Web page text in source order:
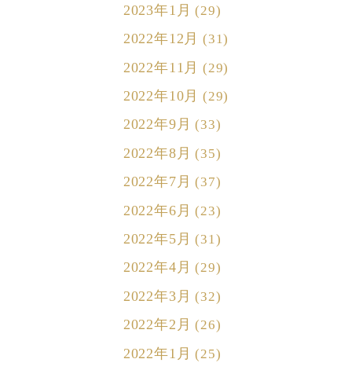
2023年1月 (29)
2022年12月 (31)
2022年11月 (29)
2022年10月 (29)
2022年9月 (33)
2022年8月 (35)
2022年7月 (37)
2022年6月 (23)
2022年5月 (31)
2022年4月 (29)
2022年3月 (32)
2022年2月 (26)
2022年1月 (25)